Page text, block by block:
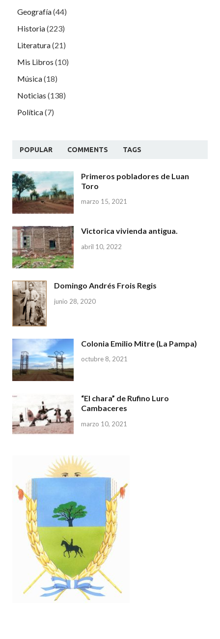
Geografía(44)
Historia(223)
Literatura(21)
Mis Libros (10)
Música(18)
Noticias (138)
Política(7)
POPULAR COMMENTS TAGS
Primeros pobladores de Luan
Toro
marzo 15, 2021
Victorica vivienda antigua.
abril 10, 2022
Domingo Andrés Frois Regis
junio 28, 2020
Colonia Emilio Mitre (La Pampa)
octubre 8, 2021
“El chara” de Rufino Luro
Cambaceres
marzo 10, 2021